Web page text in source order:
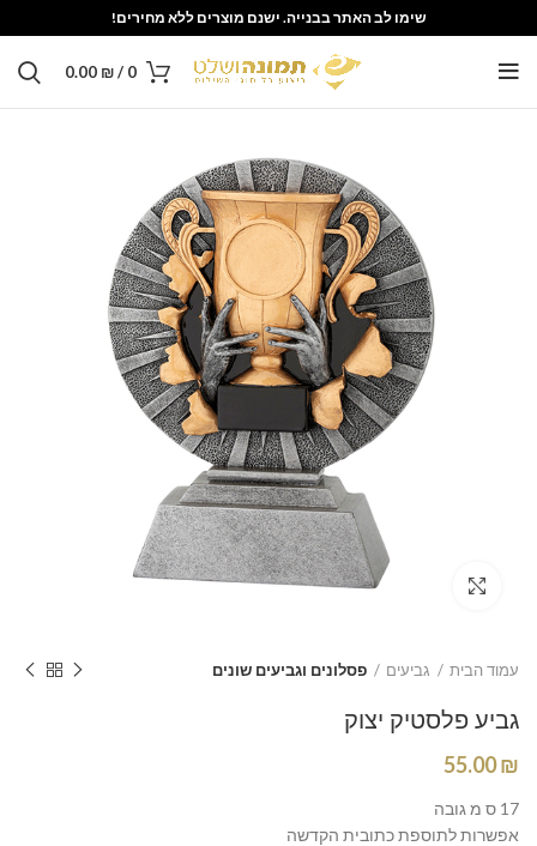
שימו לב האתר בבנייה. ישנם מוצרים ללא מחירים!
0
/
0.00 ₪
Click to enlarge
עמוד הבית גביעים פסלונים וגביעים שונים
גביע פלסטיק יצוק
55.00₪
17 ס מ גובה
אפשרות לתוספת כתובית הקדשה